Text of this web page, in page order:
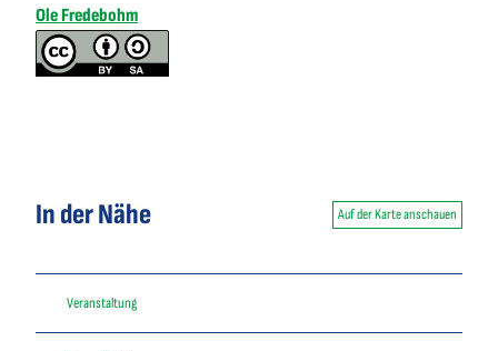
Ole Fredebohm
In der Nähe Auf der Karte anschauen
Veranstaltung